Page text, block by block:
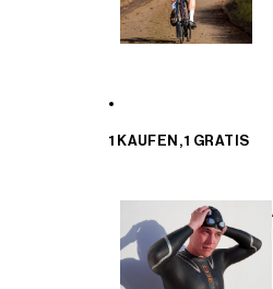
1 KAUFEN, 1 GRATIS